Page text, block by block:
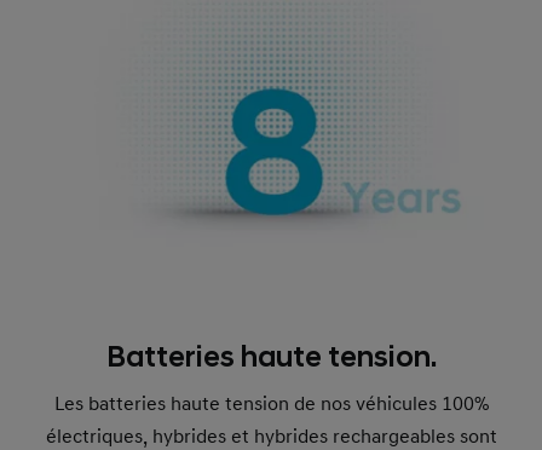
Batteries haute tension.
Les batteries haute tension de nos véhicules 100%
électriques, hybrides et hybrides rechargeables sont